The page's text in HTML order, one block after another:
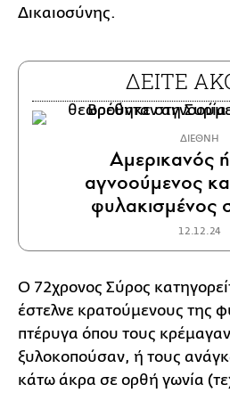
Δικαιοσύνης.
ΔΕΙΤΕ
ΔΙΕΘΝΗ
Αμερικανός
αγνοούμενος
φυλακισμένος
12.12.24
Ο 72χρονος Σύρος
έστελνε κρατούμενους της
πτέρυγα όπου τους
ξυλοκοπούσαν, ή τους
κάτω άκρα σε ορθή γωνία